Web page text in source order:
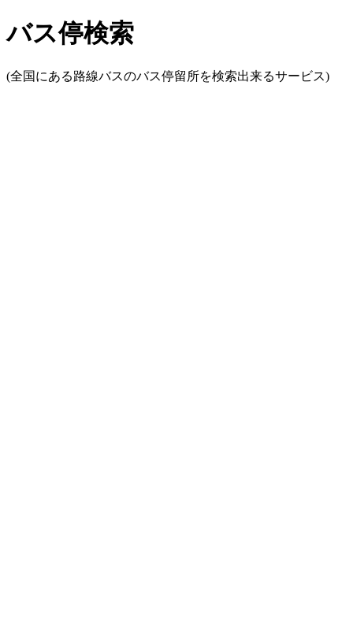
バス停検索
(全国にある路線バスのバス停留所を検索出来るサービス)